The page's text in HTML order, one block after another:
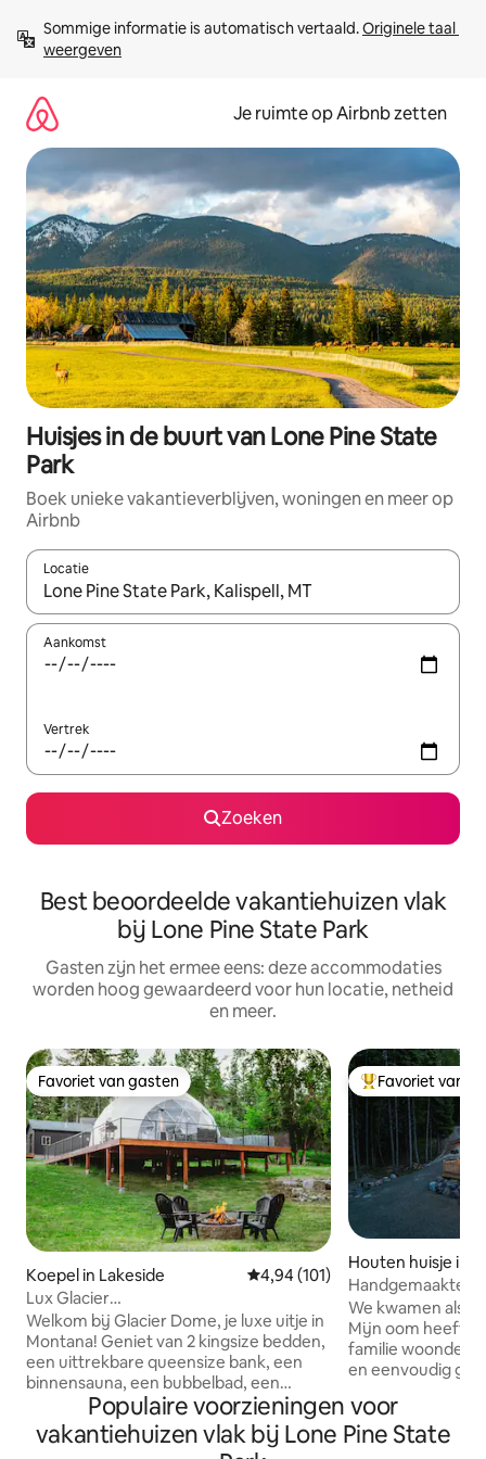
direct
naar
Sommige informatie is automatisch vertaald. Originele taal
weergeven
Je ruimte op Airbnb zetten
Huisjes in de buurt van Lone Pine State
Park
Boek unieke vakantieverblijven, woningen en meer op
Airbnb
Locatie
Wanneer er suggesties beschikbaar zijn, maak je een keuze
Aankomst
Vertrek
Zoeken
Best beoordeelde vakantiehuizen vlak
bij Lone Pine State Park
Gasten zijn het ermee eens: deze accommodaties
worden hoog gewaardeerd voor hun locatie, netheid
en meer.
Favoriet van gasten
Favoriet van gasten
Koepel in Lakeside Gemiddelde beoordeling van
4,94 (101)
Lux Glacier
Dome•Bubbelbad•Sauna•Wandelen 2
FlatheadLake
Welkom bij Glacier Dome, je luxe uitje in
Montana! Geniet van 2 kingsize bedden,
een uittrekbare queensize bank, een
binnensauna, een bubbelbad, een
vreugdevuur, een cornhole, een tv, een
volledig bad, een kitchenette, een
wasmachine/droger en snelle wifi.
Topfavoriet van
Favoriet van
Houten huisje in
Handgemaakte
Glacier Park
We kwamen als
Mijn oom heeft
familie woonde
en eenvoudig
dennen, de
hout en het
Populaire voorzieningen voor
vakantiehuizen vlak bij Lone Pine State